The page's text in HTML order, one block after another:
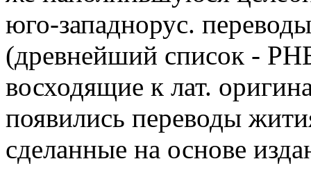
юго-западнорус.
(древнейший список -
восходящие к лат.
появились переводы
сделанные на основе